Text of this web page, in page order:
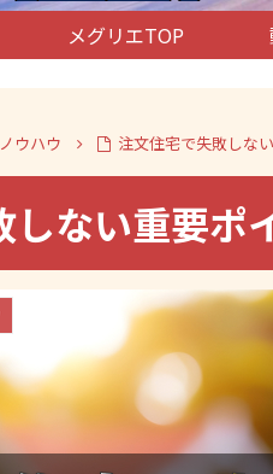
メグリエTOP
ウハウ 注文住宅で失敗しな
しない重要ポ